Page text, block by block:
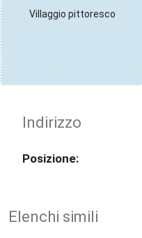
Villaggio pittoresco
Indirizzo
Posizione:
Elenchi simili